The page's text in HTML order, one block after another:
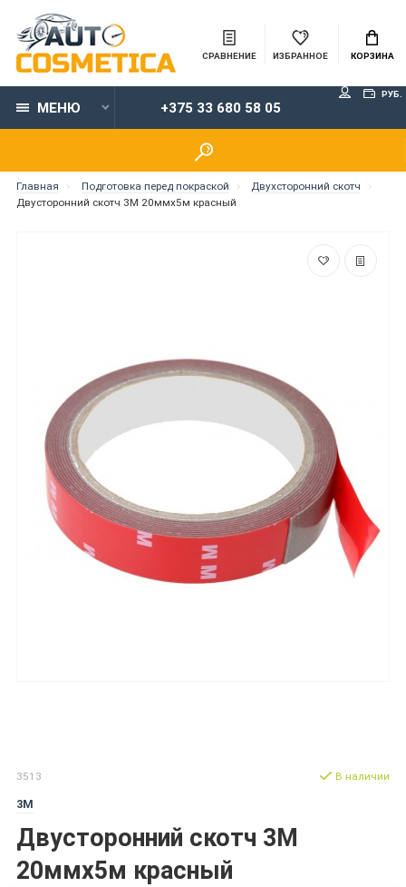
СРАВНЕНИЕ ИЗБРАННОЕ КОРЗИНА
МЕНЮ +375 33 680 58 05
РУБ.
Главная Подготовка перед покраской
Двухсторонний скотч
Двусторонний скотч 3M 20ммx5м красный
3513
3M
Двусторонний скотч 3M
20ммx5м красный
В наличии